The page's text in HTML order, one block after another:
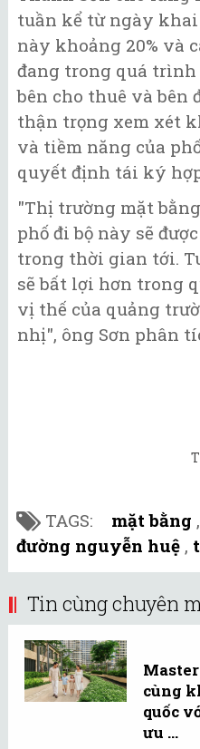
tuần kể từ ngày
này khoảng 20% và
đang trong quá
bên cho thuê và bên
thận trọng xem xét
và tiềm năng của
quyết định tái ký
"Thị trường mặt
phố đi bộ này sẽ
trong thời gian tới.
sẽ bất lợi hơn trong
vị thế của quảng
nhị", ông Sơn phân
TAGS: mặt bằng ,
đường nguyễn huệ ,
Tin cùng chuyên
cùng
quốc
ưu ...